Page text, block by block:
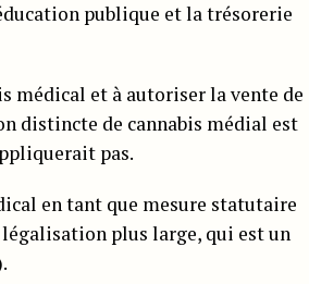
publique et la trésorerie
médical et à autoriser la vente de
distincte de cannabis médial est
pas.
en tant que mesure statutaire
plus large, qui est un